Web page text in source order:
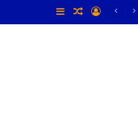
تسجيل الدخول
مقال عشوائي